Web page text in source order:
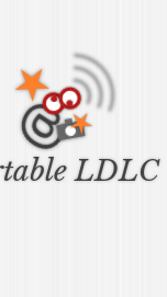
LDLC